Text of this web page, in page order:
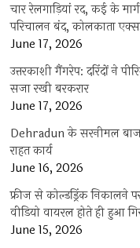
चार रेलगाड़ियां रद, कई के
परिचालन बंद, कोलकाता
June 17, 2026
उत्तरकाशी गैंगरेप: दरिंदों ने
सजा रखी बरकरार
June 17, 2026
Dehradun के सरनीमल
राहत कार्य
June 16, 2026
फ्रीज से कोल्डड्रिंक निकालने
वीडियो वायरल होते ही हुआ
June 15, 2026